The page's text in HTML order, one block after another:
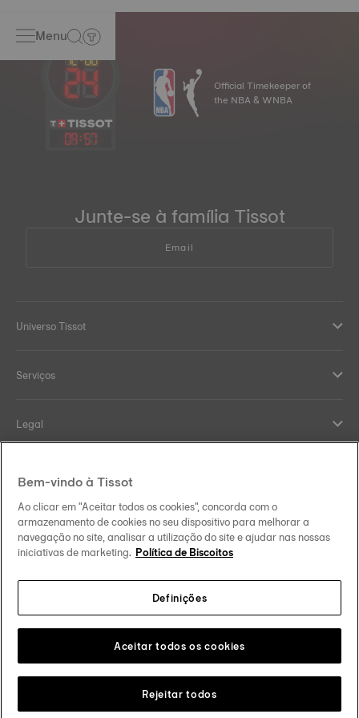
Menu
09:57
Official Timekeeper of
the NBA & WNBA
Junte-se à família Tissot
Email
Universo Tissot
Serviços
Legal
Help and contacts
Our commitments
Follow us on social media
Change country Tissot Copyrights 2026
Bem-vindo à Tissot
Ao clicar em "Aceitar todos os cookies", concorda com o
armazenamento de cookies no seu dispositivo para melhorar a
navegação no site, analisar a utilização do site e ajudar nas nossas
iniciativas de marketing. Política de Biscoitos
Definições
Rejeitar todos
Aceitar todos os cookies